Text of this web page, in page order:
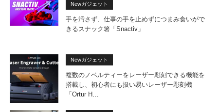
Newガジェット
手を汚さず、仕事の手を止めずにつまみ食いがで
きるスナック箸「Snactiv」
Newガジェット
複数のノベルティーをレーザー彫刻できる機能を
搭載し、初心者にも扱い易いレーザー彫刻機
「Ortur H…